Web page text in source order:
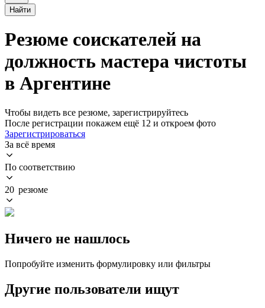
Найти
Резюме соискателей на
должность мастера чистоты
в Аргентине
Чтобы видеть все резюме, зарегистрируйтесь
После регистрации покажем ещё 12 и откроем фото
Зарегистрироваться
За всё время
По соответствию
20 резюме
Ничего не нашлось
Попробуйте изменить формулировку или фильтры
Другие пользователи ищут